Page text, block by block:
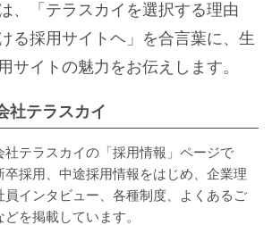
、「テラスカイを選択する理由
る採用サイトヘ」を合言葉に、生
サイトの魅力をお伝えします。
社テラスカイ
社テラスカイの「採用情報」ページで
卒採用、中途採用情報をはじめ、企業理
員インタビュー、各種制度、よくあるご
どを掲載しています。